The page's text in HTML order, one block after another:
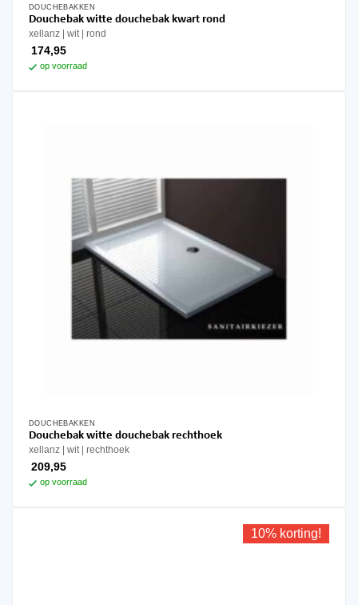
DOUCHEBAKKEN
Douchebak witte douchebak kwart rond
xellanz wit rond
174,95
op voorraad
DOUCHEBAKKEN
Douchebak witte douchebak rechthoek
xellanz wit rechthoek
209,95
op voorraad
10% korting!